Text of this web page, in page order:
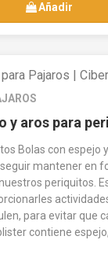
Añadir
y aros para
Bolas con espejo
mantener en
periquitos.
para evitar que
contiene